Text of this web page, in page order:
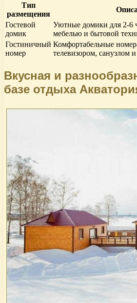
Тип
размещения
Гостевой
домик
Уютные домики для 2-6
мебелью и бытовой
Гостиничный
номер
Комфортабельные
телевизором, санузлом
Вкусная и
базе отдыха